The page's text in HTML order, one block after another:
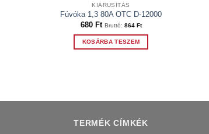
KIÁRUSÍTÁS
Fúvóka 1,3 80A OTC D-12000
680 Ft Bruttó: 864 Ft
KOSÁRBA TESZEM
TERMÉK CÍMKÉK